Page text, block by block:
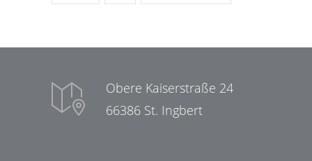
Obere Kaiserstraße 24
66386 St. Ingbert